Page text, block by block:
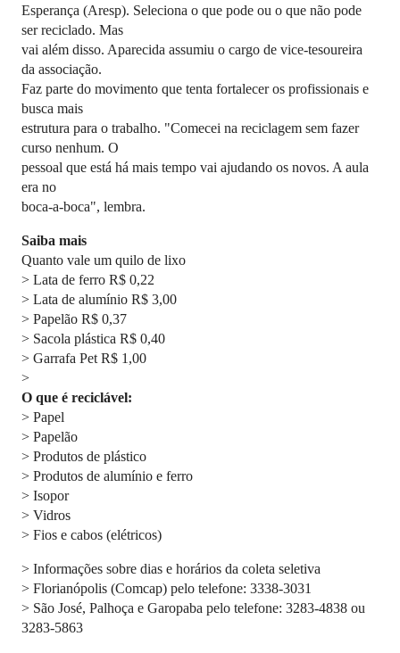
Esperança (Aresp). Seleciona o que pode ou o que não pode
ser reciclado. Mas
vai além disso. Aparecida assumiu o cargo de vice-tesoureira
da associação.
Faz parte do movimento que tenta fortalecer os profissionais e
busca mais
estrutura para o trabalho. "Comecei na reciclagem sem fazer
curso nenhum. O
pessoal que está há mais tempo vai ajudando os novos. A aula
era no
boca-a-boca", lembra.
Saiba mais
Quanto vale um quilo de lixo
> Lata de ferro R$ 0,22
> Lata de alumínio R$ 3,00
> Papelão R$ 0,37
> Sacola plástica R$ 0,40
> Garrafa Pet R$ 1,00
>
O que é reciclável:
> Papel
> Papelão
> Produtos de plástico
> Produtos de alumínio e ferro
> Isopor
> Vidros
> Fios e cabos (elétricos)
> Informações sobre dias e horários da coleta seletiva
> Florianópolis (Comcap) pelo telefone: 3338-3031
> São José, Palhoça e Garopaba pelo telefone: 3283-4838 ou
3283-5863